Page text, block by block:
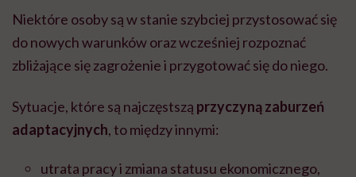
Niektóre osoby są w stanie szybciej przystosować się
do nowych warunków oraz wcześniej rozpoznać
zbliżające się zagrożenie i przygotować się do niego.
Sytuacje, które są najczęstszą przyczyną zaburzeń
adaptacyjnych, to między innymi:
utrata pracy i zmiana statusu ekonomicznego,